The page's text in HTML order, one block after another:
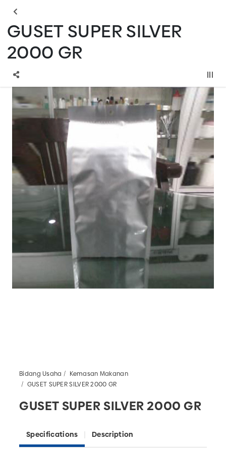
GUSET SUPER SILVER
2000 GR
Bidang Usaha
Kemasan Makanan
GUSET SUPER SILVER 2000 GR
GUSET SUPER SILVER 2000 GR
Specifications Description